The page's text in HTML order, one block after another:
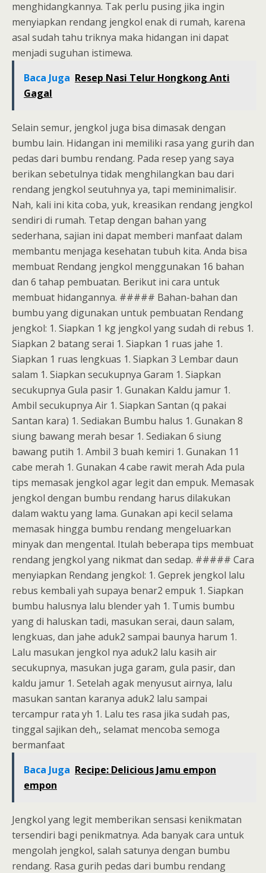
menghidangkannya. Tak perlu pusing jika ingin
menyiapkan rendang jengkol enak di rumah, karena
asal sudah tahu triknya maka hidangan ini dapat
menjadi suguhan istimewa.
Baca Juga Resep Nasi Telur Hongkong Anti
Gagal
Selain semur, jengkol juga bisa dimasak dengan
bumbu lain. Hidangan ini memiliki rasa yang gurih dan
pedas dari bumbu rendang. Pada resep yang saya
berikan sebetulnya tidak menghilangkan bau dari
rendang jengkol seutuhnya ya, tapi meminimalisir.
Nah, kali ini kita coba, yuk, kreasikan rendang jengkol
sendiri di rumah. Tetap dengan bahan yang
sederhana, sajian ini dapat memberi manfaat dalam
membantu menjaga kesehatan tubuh kita. Anda bisa
membuat Rendang jengkol menggunakan 16 bahan
dan 6 tahap pembuatan. Berikut ini cara untuk
membuat hidangannya. ##### Bahan-bahan dan
bumbu yang digunakan untuk pembuatan Rendang
jengkol: 1. Siapkan 1 kg jengkol yang sudah di rebus 1.
Siapkan 2 batang serai 1. Siapkan 1 ruas jahe 1.
Siapkan 1 ruas lengkuas 1. Siapkan 3 Lembar daun
salam 1. Siapkan secukupnya Garam 1. Siapkan
secukupnya Gula pasir 1. Gunakan Kaldu jamur 1.
Ambil secukupnya Air 1. Siapkan Santan (q pakai
Santan kara) 1. Sediakan Bumbu halus 1. Gunakan 8
siung bawang merah besar 1. Sediakan 6 siung
bawang putih 1. Ambil 3 buah kemiri 1. Gunakan 11
cabe merah 1. Gunakan 4 cabe rawit merah Ada pula
tips memasak jengkol agar legit dan empuk. Memasak
jengkol dengan bumbu rendang harus dilakukan
dalam waktu yang lama. Gunakan api kecil selama
memasak hingga bumbu rendang mengeluarkan
minyak dan mengental. Itulah beberapa tips membuat
rendang jengkol yang nikmat dan sedap. ##### Cara
menyiapkan Rendang jengkol: 1. Geprek jengkol lalu
rebus kembali yah supaya benar2 empuk 1. Siapkan
bumbu halusnya lalu blender yah 1. Tumis bumbu
yang di haluskan tadi, masukan serai, daun salam,
lengkuas, dan jahe aduk2 sampai baunya harum 1.
Lalu masukan jengkol nya aduk2 lalu kasih air
secukupnya, masukan juga garam, gula pasir, dan
kaldu jamur 1. Setelah agak menyusut airnya, lalu
masukan santan karanya aduk2 lalu sampai
tercampur rata yh 1. Lalu tes rasa jika sudah pas,
tinggal sajikan deh,, selamat mencoba semoga
bermanfaat
Baca Juga Recipe: Delicious Jamu empon
empon
Jengkol yang legit memberikan sensasi kenikmatan
tersendiri bagi penikmatnya. Ada banyak cara untuk
mengolah jengkol, salah satunya dengan bumbu
rendang. Rasa gurih pedas dari bumbu rendang